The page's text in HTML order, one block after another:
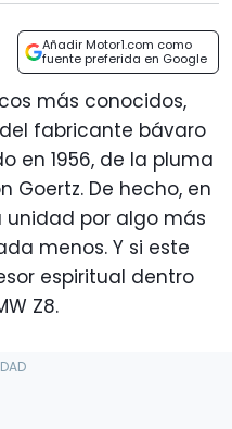
Añadir Motor1.com como
fuente preferida en Google
más conocidos,
fabricante bávaro
en 1956, de la pluma
Goertz. De hecho, en
unidad por algo más
menos. Y si este
espiritual dentro
Z8.